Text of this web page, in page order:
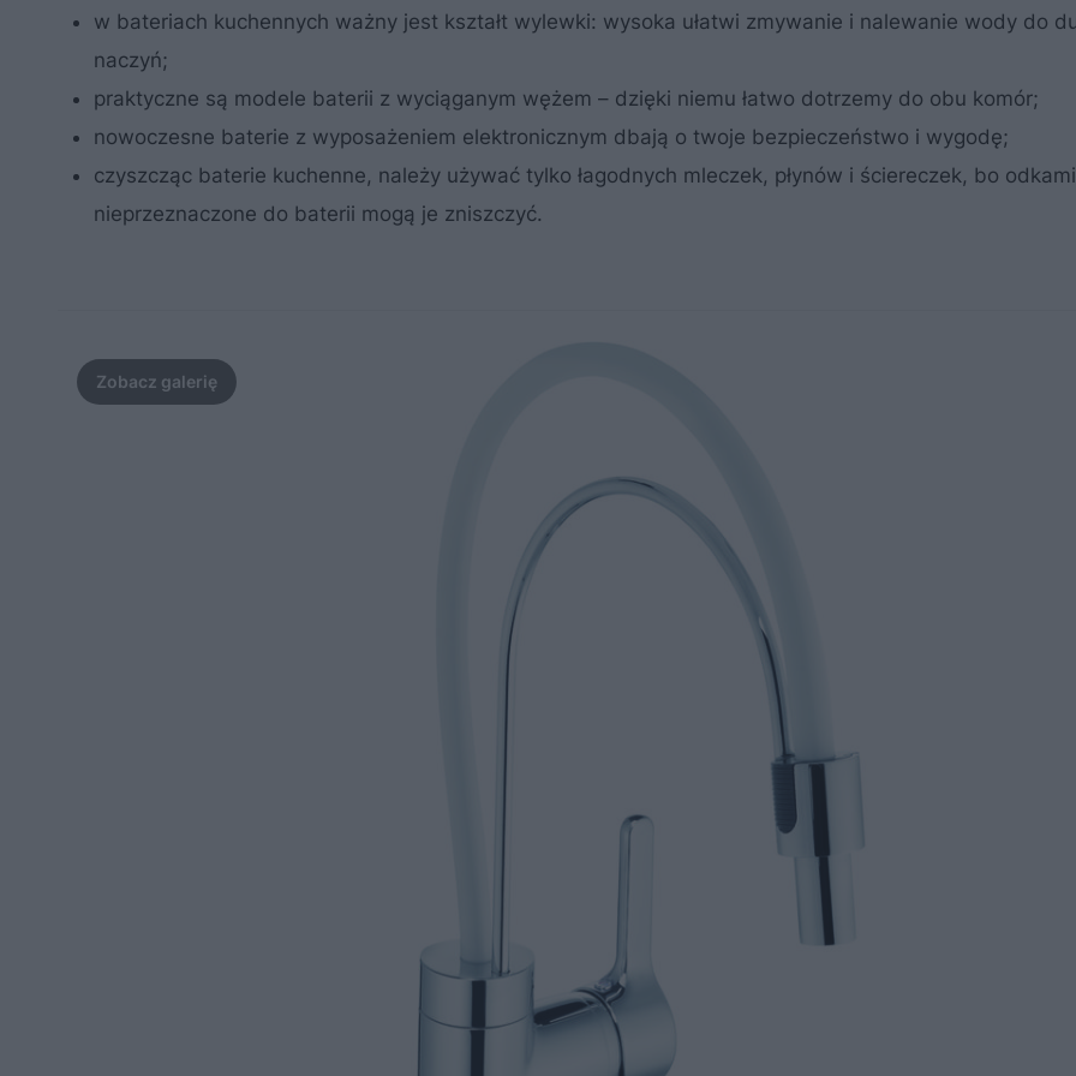
w bateriach kuchennych ważny jest kształt wylewki: wysoka ułatwi zmywanie i nalewanie wody do
naczyń;
praktyczne są modele baterii z wyciąganym wężem – dzięki niemu łatwo dotrzemy do obu komór;
nowoczesne baterie z wyposażeniem elektronicznym dbają o twoje bezpieczeństwo i wygodę;
czyszcząc baterie kuchenne, należy używać tylko łagodnych mleczek, płynów i ściereczek, bo
nieprzeznaczone do baterii mogą je zniszczyć.